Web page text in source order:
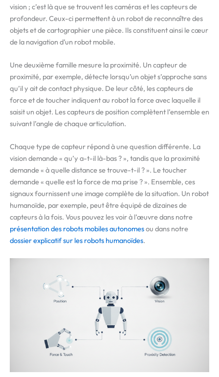
vision ; c’est là que se trouvent les caméras et les capteurs de
profondeur. Ceux-ci permettent à un robot de reconnaître des
objets et de cartographier une pièce. Ils constituent ainsi le cœur
de la navigation d’un robot mobile.
Une deuxième famille mesure la proximité. Un capteur de
proximité, par exemple, détecte lorsqu’un objet s’approche sans
qu’il y ait de contact physique. De leur côté, les capteurs de
force et de toucher indiquent au robot la force avec laquelle il
saisit un objet. Les capteurs de position complètent l’ensemble en
suivant l’angle de chaque articulation.
Chaque type de capteur répond à une question différente. La
vision demande « qu’y a-t-il là-bas ? », tandis que la proximité
demande « à quelle distance se trouve-t-il ? ». Le toucher
demande « quelle est la force de ma prise ? ». Ensemble, ces
signaux fournissent une image complète de la situation. Un robot
humanoïde, par exemple, peut être équipé de dizaines de
capteurs à la fois. Vous pouvez les voir à l’œuvre dans notre
présentation des robots mobiles autonomesou dans notre
dossier explicatif sur les robots humanoïdes.